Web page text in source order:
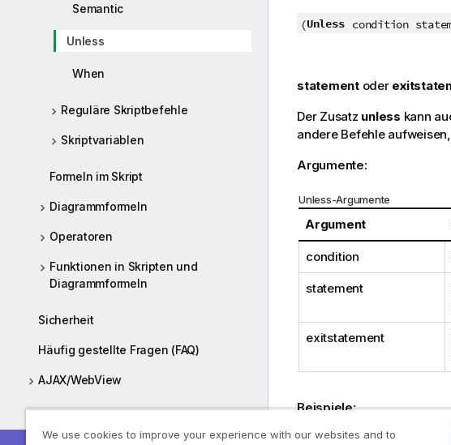
Semantic
Unless
When
Reguläre Skriptbefehle
Skriptvariablen
Formeln im Skript
Diagrammformeln
Operatoren
Funktionen in Skripten und
Diagrammformeln
Sicherheit
Häufig gestellte Fragen (FAQ)
AJAX/WebView
(Unless condition
statementoder
Der Zusatz unless kann
andere Befehle
Argumente:
Unless-Argumente
Argument
condition
statement
exitstatement
Beispiele:
exit script unless A=1;
We use cookies to improve your experience with our websites and to